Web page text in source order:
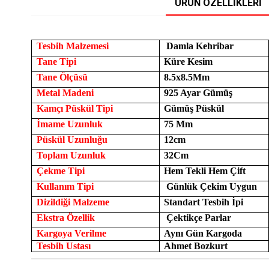
ÜRÜN ÖZELLIKLERI
Tesbih Malzemesi
Damla Kehribar
Tane Tipi
Küre Kesim
Tane Ölçüsü
8.5x8.5Mm
Metal Madeni
925 Ayar Gümüş
Kamçı Püskül Tipi
Gümüş Püskül
İmame Uzunluk
75 Mm
Püskül Uzunluğu
12cm
Toplam Uzunluk
32Cm
Çekme Tipi
Hem Tekli Hem Çift
Kullanım Tipi
Günlük Çekim Uygun
Dizildiği Malzeme
Standart Tesbih İpi
Ekstra Özellik
Çektikçe Parlar
Kargoya Verilme
Aynı Gün Kargoda
Tesbih Ustası
Ahmet Bozkurt